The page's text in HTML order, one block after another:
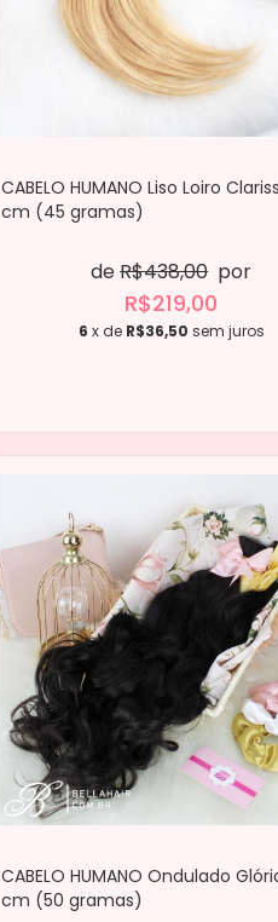
CABELO HUMANO Liso Loiro
cm (45 gramas)
deR$438,00 por
R$219,00
6 x de R$36,50 sem juros
CABELO HUMANO Ondulado
cm (50 gramas)